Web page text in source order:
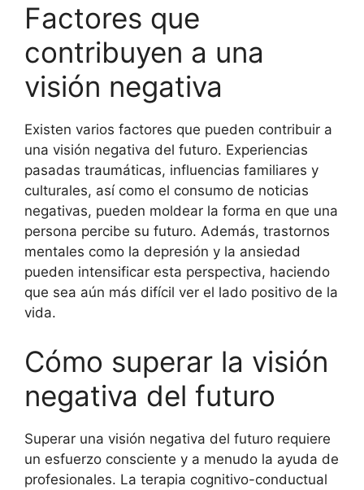
Factores que
contribuyen a una
visión negativa
Existen varios factores que pueden contribuir a
una visión negativa del futuro. Experiencias
pasadas traumáticas, influencias familiares y
culturales, así como el consumo de noticias
negativas, pueden moldear la forma en que una
persona percibe su futuro. Además, trastornos
mentales como la depresión y la ansiedad
pueden intensificar esta perspectiva, haciendo
que sea aún más difícil ver el lado positivo de la
vida.
Cómo superar la visión
negativa del futuro
Superar una visión negativa del futuro requiere
un esfuerzo consciente y a menudo la ayuda de
profesionales. La terapia cognitivo-conductual